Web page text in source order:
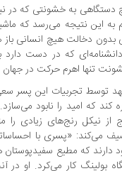
دستگاهی به خشونتی که در
به این نتیجه می‌رسد که
بدون دخالت هیچ انسانی
که در دست
تنها اهرم حرکت در
توسط تجربیات این پسر
کند که امید را نابود
از نیکل رنج‌های زیادی را
می‌کند: «پسری با
دارند که مطیع
بولینگ کار می‌کرد. او